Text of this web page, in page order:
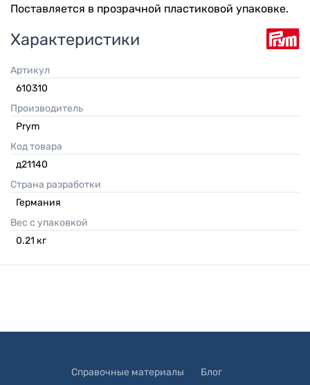
Поставляется в прозрачной пластиковой упаковке.
Характеристики
Артикул
610310
Производитель
Prym
Код товара
д21140
Страна разработки
Германия
Вес с упаковкой
0.21 кг
Справочные материалы Блог